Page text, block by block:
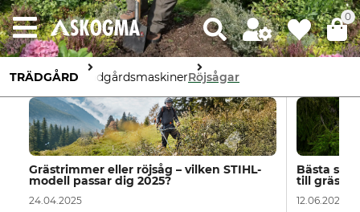
0
TRÄDGÅRD TrädgårdsmaskinerRöjsågar
Grästrimmer eller röjsåg – vilken STIHL-
modell passar dig 2025?
24.04.2025
Bästa
till
12.06.2024